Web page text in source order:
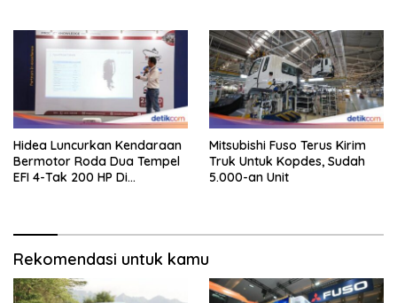
Hidea Luncurkan Kendaraan
Bermotor Roda Dua Tempel
EFI 4-Tak 200 HP Di
Mitsubishi Fuso Terus Kirim
Truk Untuk Kopdes, Sudah
5.000-an Unit
Rekomendasi untuk kamu